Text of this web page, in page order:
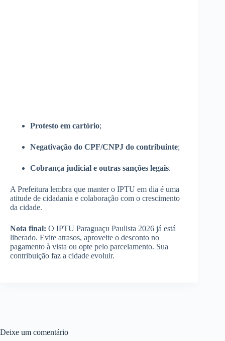
Protesto em cartório;
Negativação do CPF/CNPJ do contribuinte;
Cobrança judicial e outras sanções legais.
A Prefeitura lembra que manter o IPTU em dia é uma
atitude de cidadania e colaboração com o crescimento
da cidade.
Nota final: O IPTU Paraguaçu Paulista 2026 já está
liberado. Evite atrasos, aproveite o desconto no
pagamento à vista ou opte pelo parcelamento. Sua
contribuição faz a cidade evoluir.
Deixe um comentário